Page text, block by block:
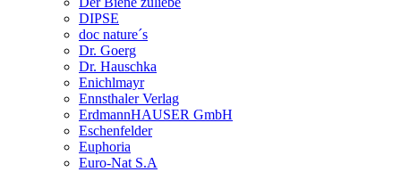
DIPSE
doc nature´s
Dr. Goerg
Dr. Hauschka
Enichlmayr
Ennsthaler Verlag
ErdmannHAUSER GmbH
Eschenfelder
Euphoria
Euro-Nat S.A